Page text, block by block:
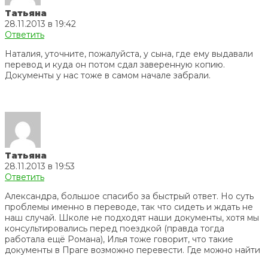
Татьяна
28.11.2013 в 19:42
Ответить
Наталия, уточните, пожалуйста, у сына, где ему выдавали
перевод и куда он потом сдал заверенную копию.
Документы у нас тоже в самом начале забрали.
Татьяна
28.11.2013 в 19:53
Ответить
Александра, большое спасибо за быстрый ответ. Но суть
проблемы именно в переводе, так что сидеть и ждать не
наш случай. Школе не подходят наши документы, хотя мы
консультировались перед поездкой (правда тогда
работала ещё Романа), Илья тоже говорит, что такие
документы в Праге возможно перевести. Где можно найти